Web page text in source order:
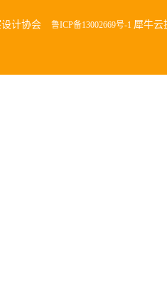
计协会 鲁ICP备13002669号-1 犀牛云